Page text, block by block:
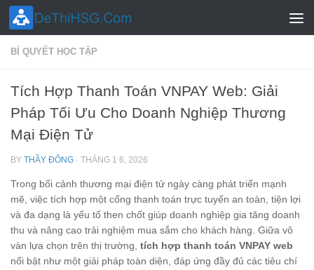
Skip to content
BÍ QUYẾT HỌC TẬP
Tích Hợp Thanh Toán VNPAY Web: Giải
Pháp Tối Ưu Cho Doanh Nghiệp Thương
Mại Điện Tử
BY THẦY ĐÔNG · THÁNG 1 6, 2026
Trong bối cảnh thương mại điện tử ngày càng phát triển mạnh
mẽ, việc tích hợp một cổng thanh toán trực tuyến an toàn, tiện lợi
và đa dạng là yếu tố then chốt giúp doanh nghiệp gia tăng doanh
thu và nâng cao trải nghiệm mua sắm cho khách hàng. Giữa vô
vàn lựa chọn trên thị trường, tích hợp thanh toán VNPAY web
nổi bật như một giải pháp toàn diện, đáp ứng đầy đủ các tiêu chí